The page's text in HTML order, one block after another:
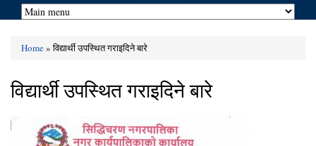
Home» विद्यार्थी उपस्थित गराइदिने बारे
विद्यार्थी उपस्थित गराइदिने बारे